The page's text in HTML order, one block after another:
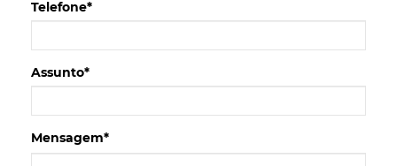
Telefone*
Assunto*
Mensagem*